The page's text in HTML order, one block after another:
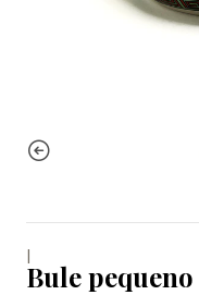
|
Bule pequeno